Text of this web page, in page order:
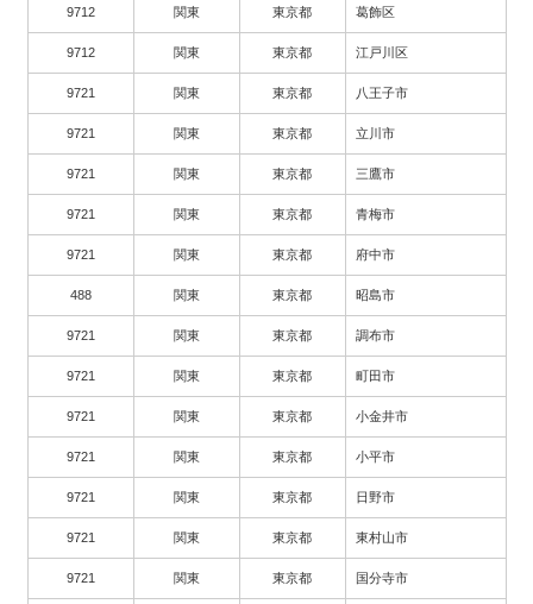
9712 関東 東京都 葛飾区
9712 関東 東京都 江戸川区
9721 関東 東京都 八王子市
9721 関東 東京都 立川市
9721 関東 東京都 三鷹市
9721 関東 東京都 青梅市
9721 関東 東京都 府中市
488 関東 東京都 昭島市
9721 関東 東京都 調布市
9721 関東 東京都 町田市
9721 関東 東京都 小金井市
9721 関東 東京都 小平市
9721 関東 東京都 日野市
9721 関東 東京都 東村山市
9721 関東 東京都 国分寺市